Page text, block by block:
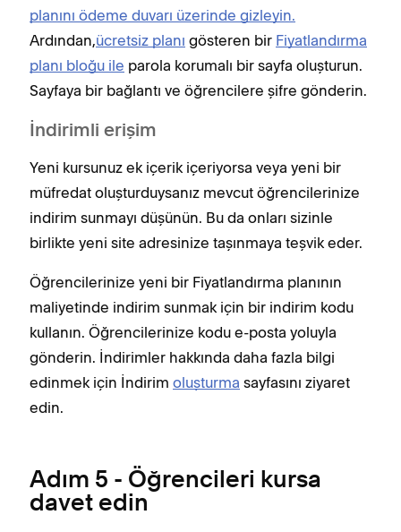
planını ödeme duvarı üzerinde gizleyin.
Ardından,ücretsiz planı gösteren bir Fiyatlandırma
planı bloğu ile parola korumalı bir sayfa oluşturun.
Sayfaya bir bağlantı ve öğrencilere şifre gönderin.
İndirimli erişim
Yeni kursunuz ek içerik içeriyorsa veya yeni bir
müfredat oluşturduysanız mevcut öğrencilerinize
indirim sunmayı düşünün. Bu da onları sizinle
birlikte yeni site adresinize taşınmaya teşvik eder.
Öğrencilerinize yeni bir Fiyatlandırma planının
maliyetinde indirim sunmak için bir indirim kodu
kullanın. Öğrencilerinize kodu e-posta yoluyla
gönderin. İndirimler hakkında daha fazla bilgi
edinmek için İndirim oluşturma sayfasını ziyaret
edin.
Adım 5 - Öğrencileri kursa
davet edin